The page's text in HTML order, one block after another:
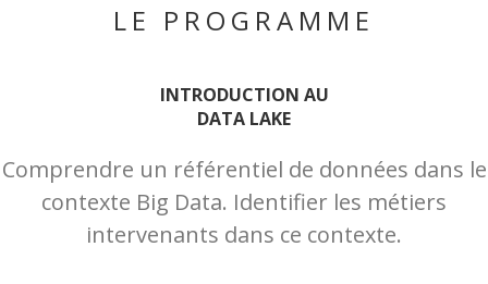
LE PROGRAMME
INTRODUCTION AU
DATA LAKE
Comprendre un référentiel de données dans le
contexte Big Data. Identifier les métiers
intervenants dans ce contexte.